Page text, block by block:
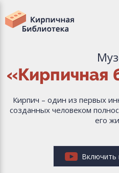
«Кирпичная
Кирпич – один из первых
созданных человеком
его
Включить